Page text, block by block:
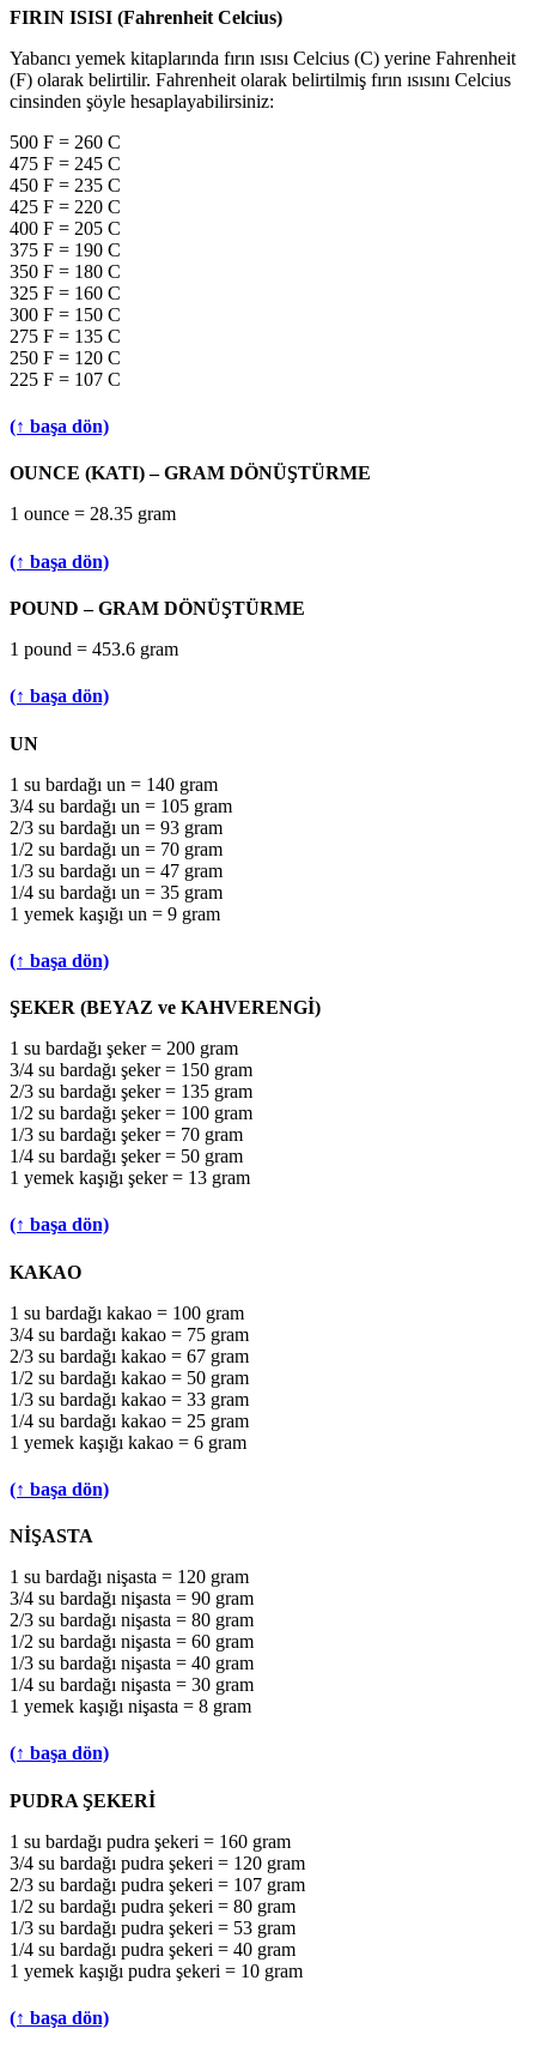
FIRIN ISISI (Fahrenheit Celcius)
Yabancı yemek kitaplarında fırın ısısı Celcius (C) yerine Fahrenheit
(F) olarak belirtilir. Fahrenheit olarak belirtilmiş fırın ısısını Celcius
cinsinden şöyle hesaplayabilirsiniz:
500 F = 260 C
475 F = 245 C
450 F = 235 C
425 F = 220 C
400 F = 205 C
375 F = 190 C
350 F = 180 C
325 F = 160 C
300 F = 150 C
275 F = 135 C
250 F = 120 C
225 F = 107 C
(↑ başa dön)
OUNCE (KATI) – GRAM DÖNÜŞTÜRME
1 ounce = 28.35 gram
(↑ başa dön)
POUND – GRAM DÖNÜŞTÜRME
1 pound = 453.6 gram
(↑ başa dön)
UN
1 su bardağı un = 140 gram
3/4 su bardağı un = 105 gram
2/3 su bardağı un = 93 gram
1/2 su bardağı un = 70 gram
1/3 su bardağı un = 47 gram
1/4 su bardağı un = 35 gram
1 yemek kaşığı un = 9 gram
(↑ başa dön)
ŞEKER (BEYAZ ve KAHVERENGİ)
1 su bardağı şeker = 200 gram
3/4 su bardağı şeker = 150 gram
2/3 su bardağı şeker = 135 gram
1/2 su bardağı şeker = 100 gram
1/3 su bardağı şeker = 70 gram
1/4 su bardağı şeker = 50 gram
1 yemek kaşığı şeker = 13 gram
(↑ başa dön)
KAKAO
1 su bardağı kakao = 100 gram
3/4 su bardağı kakao = 75 gram
2/3 su bardağı kakao = 67 gram
1/2 su bardağı kakao = 50 gram
1/3 su bardağı kakao = 33 gram
1/4 su bardağı kakao = 25 gram
1 yemek kaşığı kakao = 6 gram
(↑ başa dön)
NİŞASTA
1 su bardağı nişasta = 120 gram
3/4 su bardağı nişasta = 90 gram
2/3 su bardağı nişasta = 80 gram
1/2 su bardağı nişasta = 60 gram
1/3 su bardağı nişasta = 40 gram
1/4 su bardağı nişasta = 30 gram
1 yemek kaşığı nişasta = 8 gram
(↑ başa dön)
PUDRA ŞEKERİ
1 su bardağı pudra şekeri = 160 gram
3/4 su bardağı pudra şekeri = 120 gram
2/3 su bardağı pudra şekeri = 107 gram
1/2 su bardağı pudra şekeri = 80 gram
1/3 su bardağı pudra şekeri = 53 gram
1/4 su bardağı pudra şekeri = 40 gram
1 yemek kaşığı pudra şekeri = 10 gram
(↑ başa dön)